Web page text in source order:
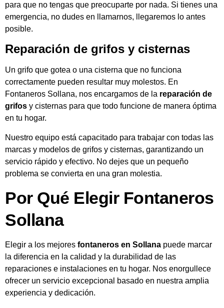
para que no tengas que preocuparte por nada. Si tienes una
emergencia, no dudes en llamarnos, llegaremos lo antes
posible.
Reparación de grifos y cisternas
Un grifo que gotea o una cisterna que no funciona
correctamente pueden resultar muy molestos. En
Fontaneros Sollana, nos encargamos de la reparación de
grifos y cisternas para que todo funcione de manera óptima
en tu hogar.
Nuestro equipo está capacitado para trabajar con todas las
marcas y modelos de grifos y cisternas, garantizando un
servicio rápido y efectivo. No dejes que un pequeño
problema se convierta en una gran molestia.
Por Qué Elegir Fontaneros
Sollana
Elegir a los mejores fontaneros en Sollana puede marcar
la diferencia en la calidad y la durabilidad de las
reparaciones e instalaciones en tu hogar. Nos enorgullece
ofrecer un servicio excepcional basado en nuestra amplia
experiencia y dedicación.